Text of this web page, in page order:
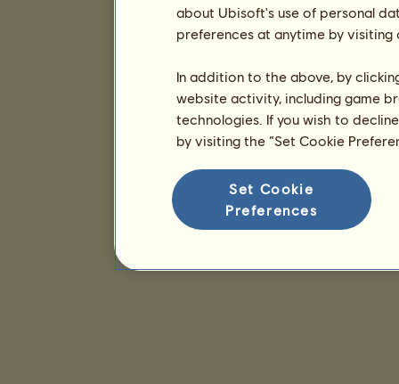
about Ubisoft's use of personal
preferences at anytime by
In addition to the above, by
website activity, including game
technologies. If you wish to
by visiting the “Set Cookie
Set Cookie
Preferences